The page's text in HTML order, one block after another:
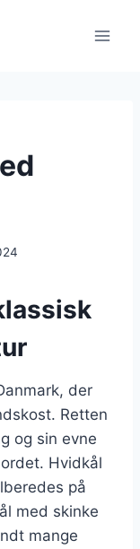
der
Retten
og sin evne
Hvidkål
på
med skinke
mange